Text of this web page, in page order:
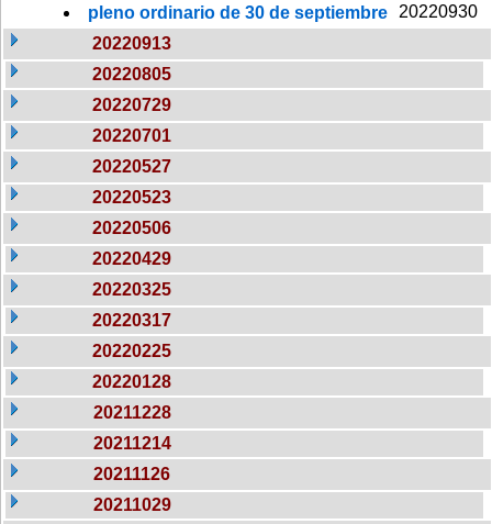
pleno ordinario de 30 de septiembre
20220930
20220913
20220805
20220729
20220701
20220527
20220523
20220506
20220429
20220325
20220317
20220225
20220128
20211228
20211214
20211126
20211029